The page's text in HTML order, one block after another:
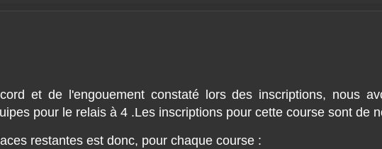
et de l'engouement constaté lors des inscriptions, nous
pour le relais à 4 .Les inscriptions pour cette course sont de
restantes est donc, pour chaque course :